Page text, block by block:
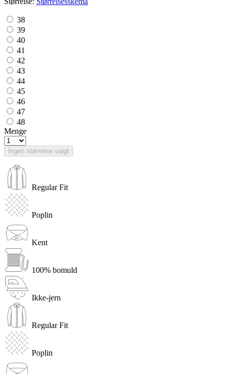
38
39
40
41
42
43
44
45
46
47
48
Menge
Ingen størrelse valgt
Regular Fit
Poplin
Kent
100% bomuld
Ikke-jern
Regular Fit
Poplin